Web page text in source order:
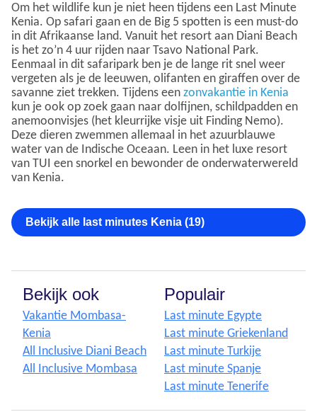
Om het wildlife kun je niet heen tijdens een Last Minute
Kenia. Op safari gaan en de Big 5 spotten is een must-do
in dit Afrikaanse land. Vanuit het resort aan Diani Beach
is het zo’n 4 uur rijden naar Tsavo National Park.
Eenmaal in dit safaripark ben je de lange rit snel weer
vergeten als je de leeuwen, olifanten en giraffen over de
savanne ziet trekken. Tijdens een zonvakantie in Kenia
kun je ook op zoek gaan naar dolfijnen, schildpadden en
anemoonvisjes (het kleurrijke visje uit Finding Nemo).
Deze dieren zwemmen allemaal in het azuurblauwe
water van de Indische Oceaan. Leen in het luxe resort
van TUI een snorkel en bewonder de onderwaterwereld
van Kenia.
Bekijk alle last minutes Kenia (19)
Bekijk ook
Vakantie Mombasa-
Kenia
All Inclusive Diani Beach
All Inclusive Mombasa
Populair
Last minute Egypte
Last minute Griekenland
Last minute Turkije
Last minute Spanje
Last minute Tenerife